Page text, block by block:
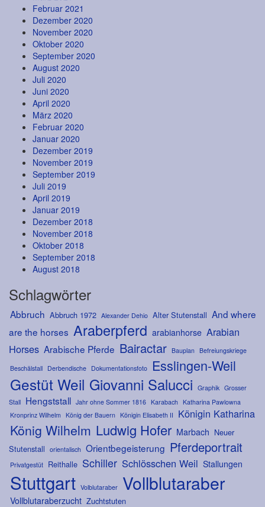
Februar 2021
Dezember 2020
November 2020
Oktober 2020
September 2020
August 2020
Juli 2020
Juni 2020
April 2020
März 2020
Februar 2020
Januar 2020
Dezember 2019
November 2019
September 2019
Juli 2019
April 2019
Januar 2019
Dezember 2018
November 2018
Oktober 2018
September 2018
August 2018
Schlagwörter
Abbruch Abbruch 1972 Alexander Dehio Alter Stutenstall And where
are the horses Araberpferd arabianhorse Arabian
Horses Arabische Pferde Bairactar Bauplan Befreiungskriege
Beschälstall Derbendische Dokumentationsfoto Esslingen-Weil
Gestüt Weil Giovanni Salucci Graphik Grosser
Stall Hengststall Jahr ohne Sommer 1816 Karabach Katharina Pawlowna
Kronprinz Wilhelm König der Bauern Königin Elisabeth II Königin Katharina
König Wilhelm Ludwig Hofer Marbach Neuer
Stutenstall orientalisch Orientbegeisterung Pferdeportrait
Privatgestüt Reithalle Schiller Schlösschen Weil Stallungen
Stuttgart Volblutaraber Vollblutaraber
Vollblutaraberzucht Zuchtstuten